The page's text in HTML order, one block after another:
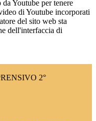
Youtube per tenere
di Youtube incorporati
del sito web sta
dell'interfaccia di
2°